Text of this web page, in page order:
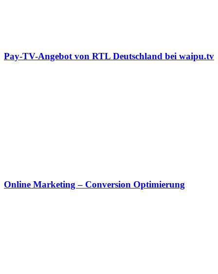
Pay-TV-Angebot von RTL Deutschland bei waipu.tv
Online Marketing – Conversion Optimierung